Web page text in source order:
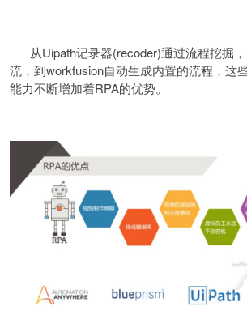
从Uipath记录器(recoder)通过流程挖掘
流，到workfusion自动生成内置的流程，这
能力不断增加着RPA的优势。